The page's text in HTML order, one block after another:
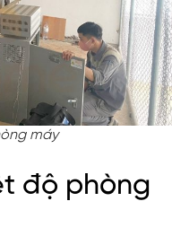
máy
độ phòng